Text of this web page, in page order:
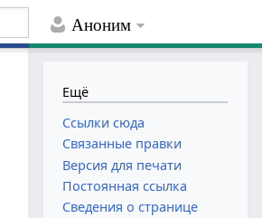
Аноним
Ещё
Ссылки сюда
Связанные правки
Версия для печати
Постоянная ссылка
Сведения о странице